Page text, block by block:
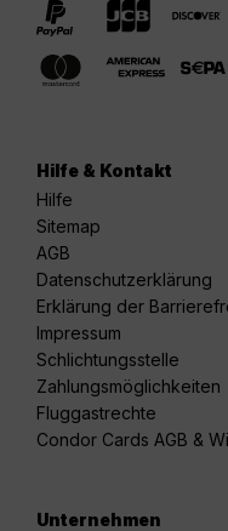
Hilfe & Kontakt
Hilfe
Sitemap
AGB
Datenschutzerklärung
Erklärung der
Impressum
Schlichtungsstelle
Zahlungsmöglichkeiten
Fluggastrechte
Condor Cards AGB &
Unternehmen